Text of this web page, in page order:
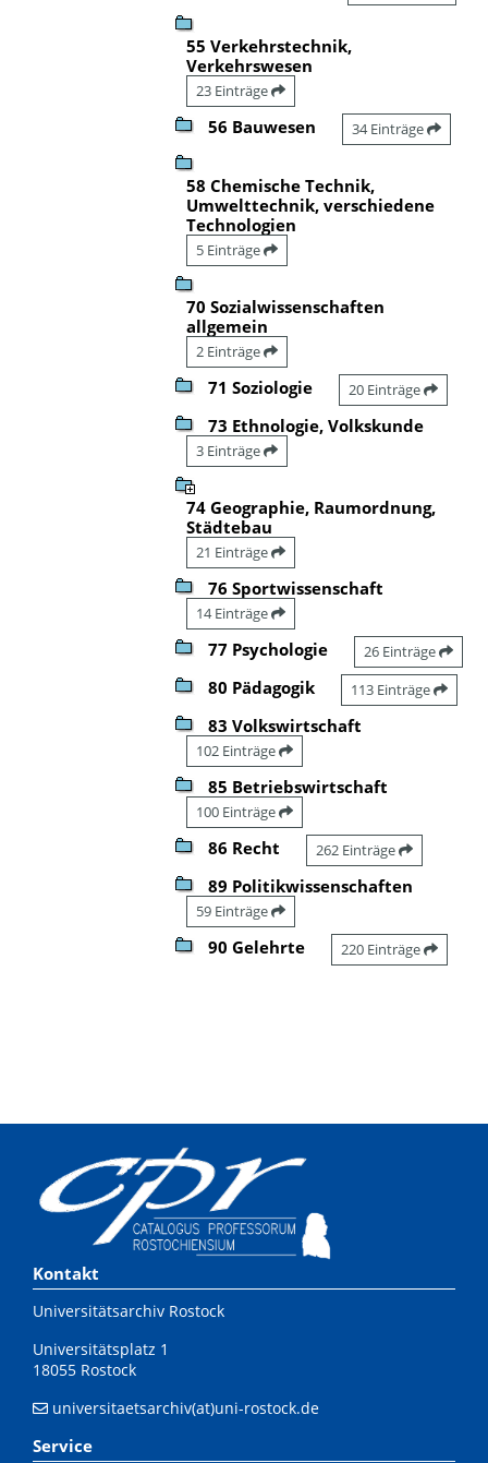
55 Verkehrstechnik,
Verkehrswesen
23 Einträge
56 Bauwesen 34 Einträge
58 Chemische Technik,
Umwelttechnik, verschiedene
Technologien
5 Einträge
70 Sozialwissenschaften
allgemein
2 Einträge
71 Soziologie 20 Einträge
73 Ethnologie, Volkskunde
3 Einträge
74 Geographie, Raumordnung,
Städtebau
21 Einträge
76 Sportwissenschaft
14 Einträge
77 Psychologie 26 Einträge
80 Pädagogik 113 Einträge
83 Volkswirtschaft
102 Einträge
85 Betriebswirtschaft
100 Einträge
86 Recht 262 Einträge
89 Politikwissenschaften
59 Einträge
90 Gelehrte 220 Einträge
Kontakt
Universitätsarchiv Rostock
Universitätsplatz 1
18055 Rostock
universitaetsarchiv(at)uni-rostock.de
Service